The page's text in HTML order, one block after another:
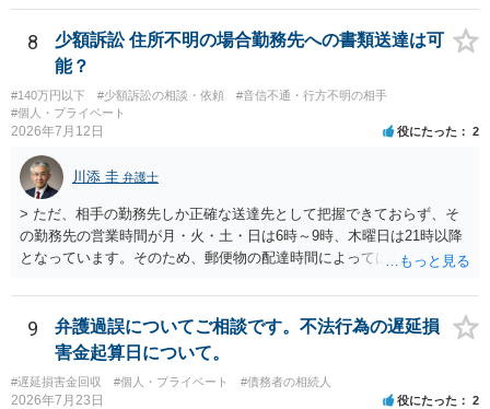
8
少額訴訟 住所不明の場合勤務先への書類送達は可
能？
#140万円以下 #少額訴訟の相談・依頼
#音信不通・行方不明の相手
#個人・プライベート
2026年7月12日 役にたった 2
川添 圭 弁護士
> ただ、相手の勤務先しか正確な送達先として把握できておらず、そ
の勤務先の営業時間が月・火・土・日は6時～9時、木曜日は21時以降
となっています。そのため、郵便物の配達時間によっては受け取りが
夜間の送達を上申するのが基本になりますが、感覚的には郵便局を動
かすには早すぎるので執行官送達を申し立てる必要があるかもしれま
せん。裁判所としては（あまりに特殊すぎて）就業場所送達を認めな
い可能性もありますし、執行官送達には費用もかかりますので、まず
は裁判所へ相談した方がよいと思います。
9
弁護過誤についてご相談です。不法行為の遅延損
害金起算日について。
#遅延損害金回収 #個人・プライベート #債務者の相続人
2026年7月23日 役にたった 2